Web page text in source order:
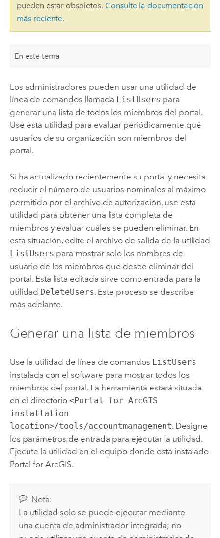
pueden estar obsoletos. Consulte la documentación
más reciente.
En este tema
Los administradores pueden usar una utilidad de
línea de comandos llamada ListUsers para
generar una lista de todos los miembros del portal.
Use esta utilidad para evaluar periódicamente qué
usuarios de su organización son miembros del
portal.
Si ha actualizado recientemente su portal y necesita
reducir el número de usuarios nominales al máximo
permitido por el archivo de autorización, use esta
utilidad para obtener una lista completa de
miembros y evaluar cuáles se pueden eliminar. En
esta situación, edite el archivo de salida de la utilidad
ListUsers para mostrar solo los nombres de
usuario de los miembros que desee eliminar del
portal. Esta lista editada sirve como entrada para la
utilidad DeleteUsers. Este proceso se describe
más adelante.
Generar una lista de miembros
Use la utilidad de línea de comandos ListUsers
instalada con el software para mostrar todos los
miembros del portal. La herramienta estará situada
en el directorio <Portal for ArcGIS
installation
location>/tools/accountmanagement. Designe
los parámetros de entrada para ejecutar la utilidad.
Ejecute la utilidad en el equipo donde está instalado
Portal for ArcGIS.
Nota:
La utilidad solo se puede ejecutar mediante
una cuenta de administrador integrada; no